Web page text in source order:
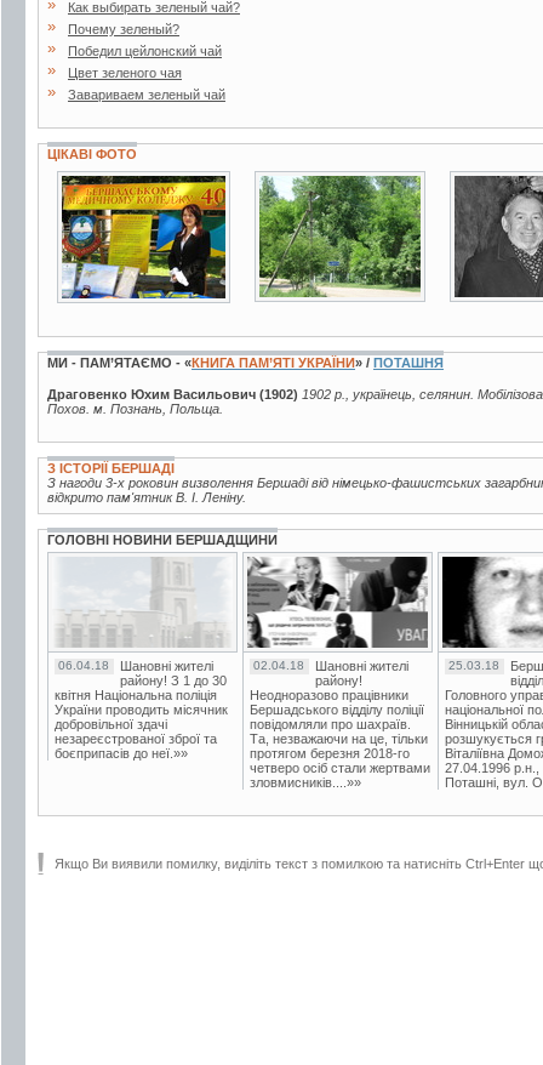
» Как выбирать зеленый чай?
» Почему зеленый?
» Победил цейлонский чай
» Цвет зеленого чая
» Завариваем зеленый чай
ЦІКАВІ ФОТО
3 фото 7 фото 4 фото
МИ - ПАМ’ЯТАЄМО - «КНИГА ПАМ’ЯТІ УКРАЇНИ» / ПОТАШНЯ
Драговенко Юхим Васильович (1902) 1902 р., українець, селянин.
Похов. м. Познань, Польща.
З ІСТОРІЇ БЕРШАДІ
З нагоди 3-х роковин визволення Бершаді від німецько-фашистських
відкрито пам'ятник В. І. Леніну.
ГОЛОВНІ НОВИНИ БЕРШАДЩИНИ
06.04.18
Шановні жителі
району! З 1 до 30
квітня Національна поліція
України проводить місячник
добровільної здачі
незареєстрованої зброї та
боєприпасів до неї.»»
02.04.18
Шановні жителі
району!
Неодноразово працівники
Бершадського відділу поліції
повідомляли про шахраїв.
Та, незважаючи на це, тільки
протягом березня 2018-го
четверо осіб стали жертвами
зловмисників....»»
25.03.18
Головного
національної
Вінницькій
розшукується
Віталіївна
27.04.1996 р.н.,
Поташні, вул.
Якщо Ви виявили помилку, виділіть текст з помилкою та натисніть Ctrl+Enter